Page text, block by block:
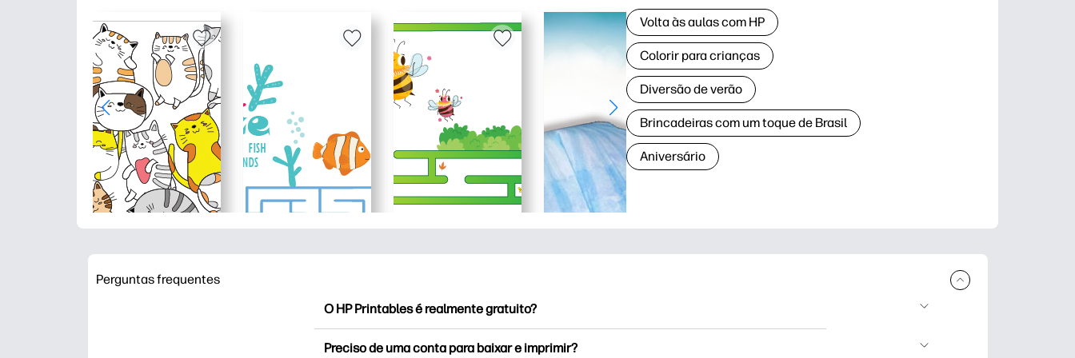
Volta às aulas com HP
Colorir para crianças
Diversão de verão
Brincadeiras com um toque de Brasil
Aniversário
Perguntas frequentes
O HP Printables é realmente gratuito?
Preciso de uma conta para baixar e imprimir?